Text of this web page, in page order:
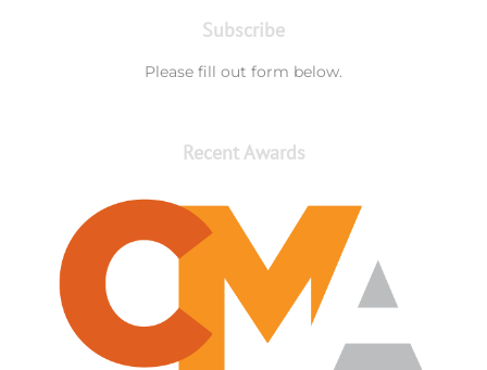
Subscribe
Please fill out form below.
Recent Awards